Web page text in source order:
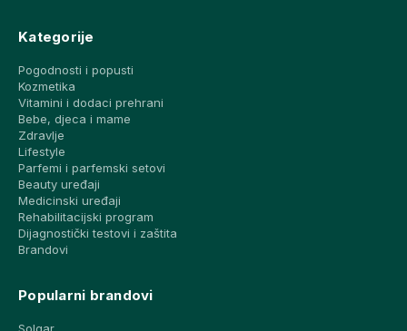
Kategorije
Pogodnosti i popusti
Kozmetika
Vitamini i dodaci prehrani
Bebe, djeca i mame
Zdravlje
Lifestyle
Parfemi i parfemski setovi
Beauty uređaji
Medicinski uređaji
Rehabilitacijski program
Dijagnostički testovi i zaštita
Brandovi
Popularni brandovi